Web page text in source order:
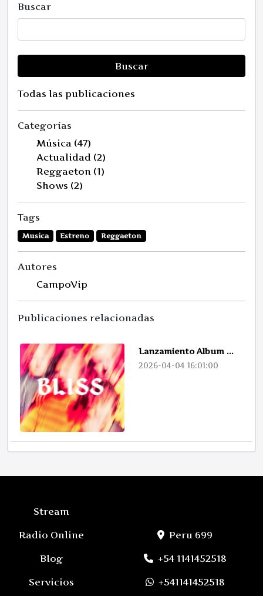
Buscar
Buscar
Todas las publicaciones
Categorías
Música (47)
Actualidad (2)
Reggaeton (1)
Shows (2)
Tags
Musica Estreno Reggaeton
Autores
CampoVip
Publicaciones relacionadas
Lanzamiento Album ...
2026-04-04 16:01:00
Stream
Radio Online
Blog
Servicios
Peru 699
+54 1141452518
+541141452518